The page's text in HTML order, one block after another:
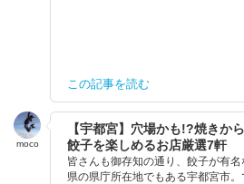
この記事を読む
moco
【宇都宮】穴場かも!?焼きか
餃子を楽しめるお店厳選7軒
皆さんも御存知の通り、餃子が有
県の県庁所在地でもある宇都宮市